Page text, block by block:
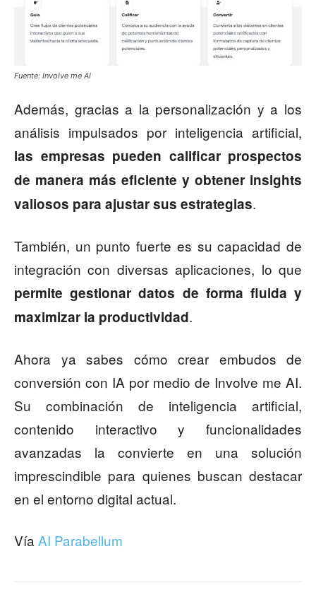
Fuente: Involve me AI
Además, gracias a la personalización y a los
análisis impulsados por inteligencia artificial,
las empresas pueden calificar prospectos
de manera más eficiente y obtener insights
valiosos para ajustar sus estrategias.
También, un punto fuerte es su capacidad de
integración con diversas aplicaciones, lo que
permite gestionar datos de forma fluida y
maximizar la productividad.
Ahora ya sabes cómo crear embudos de
conversión con IA por medio de Involve me AI.
Su combinación de inteligencia artificial,
contenido interactivo y funcionalidades
avanzadas la convierte en una solución
imprescindible para quienes buscan destacar
en el entorno digital actual.
VíaAI Parabellum